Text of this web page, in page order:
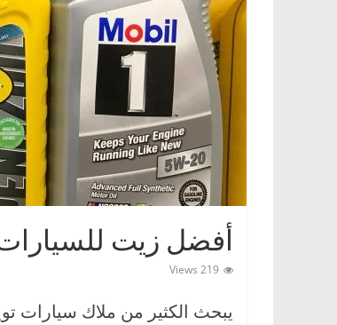
أفضل زيت للسيارات
219 Views
يبحث الكثير من ملاك سيارات